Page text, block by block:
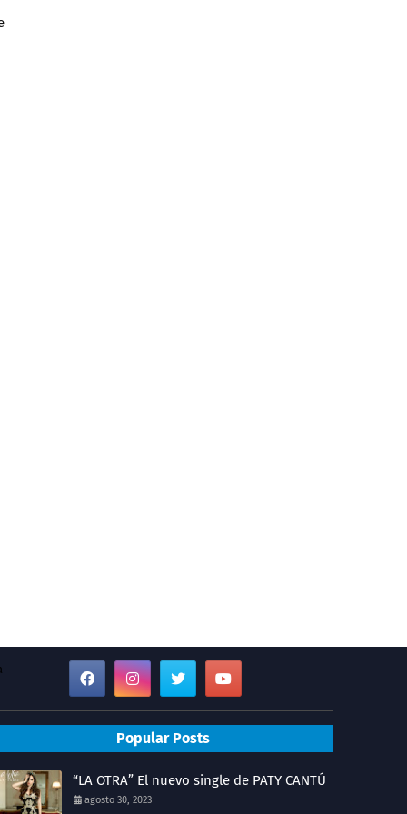
Popular Posts
“LA OTRA” El nuevo single de PATY CANTÚ
agosto 30, 2023